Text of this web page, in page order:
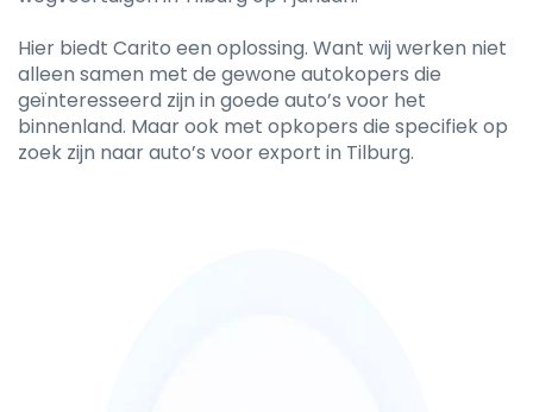
Hier biedt Carito een oplossing. Want wij werken niet
alleen samen met de gewone autokopers die
geïnteresseerd zijn in goede auto’s voor het
binnenland. Maar ook met opkopers die specifiek op
zoek zijn naar auto’s voor export in Tilburg.